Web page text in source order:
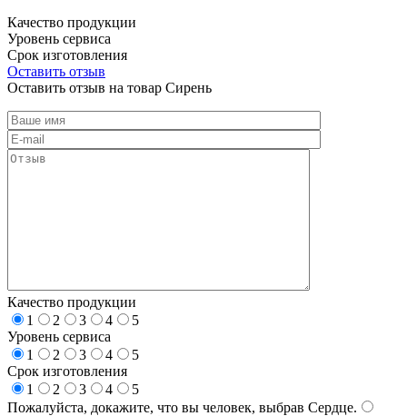
Качество продукции
Уровень сервиса
Срок изготовления
Оставить отзыв
Оставить отзыв на товар Сирень
Качество продукции
1
2 3 4
5
Уровень сервиса
1
2 3 4
5
Срок изготовления
1
2 3 4
5
Пожалуйста, докажите, что вы человек, выбрав Сердце.